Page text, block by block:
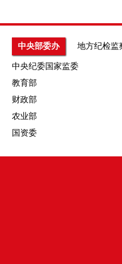
中央部委办 地方纪检监
中央纪委国家监委
教育部
财政部
农业部
国资委